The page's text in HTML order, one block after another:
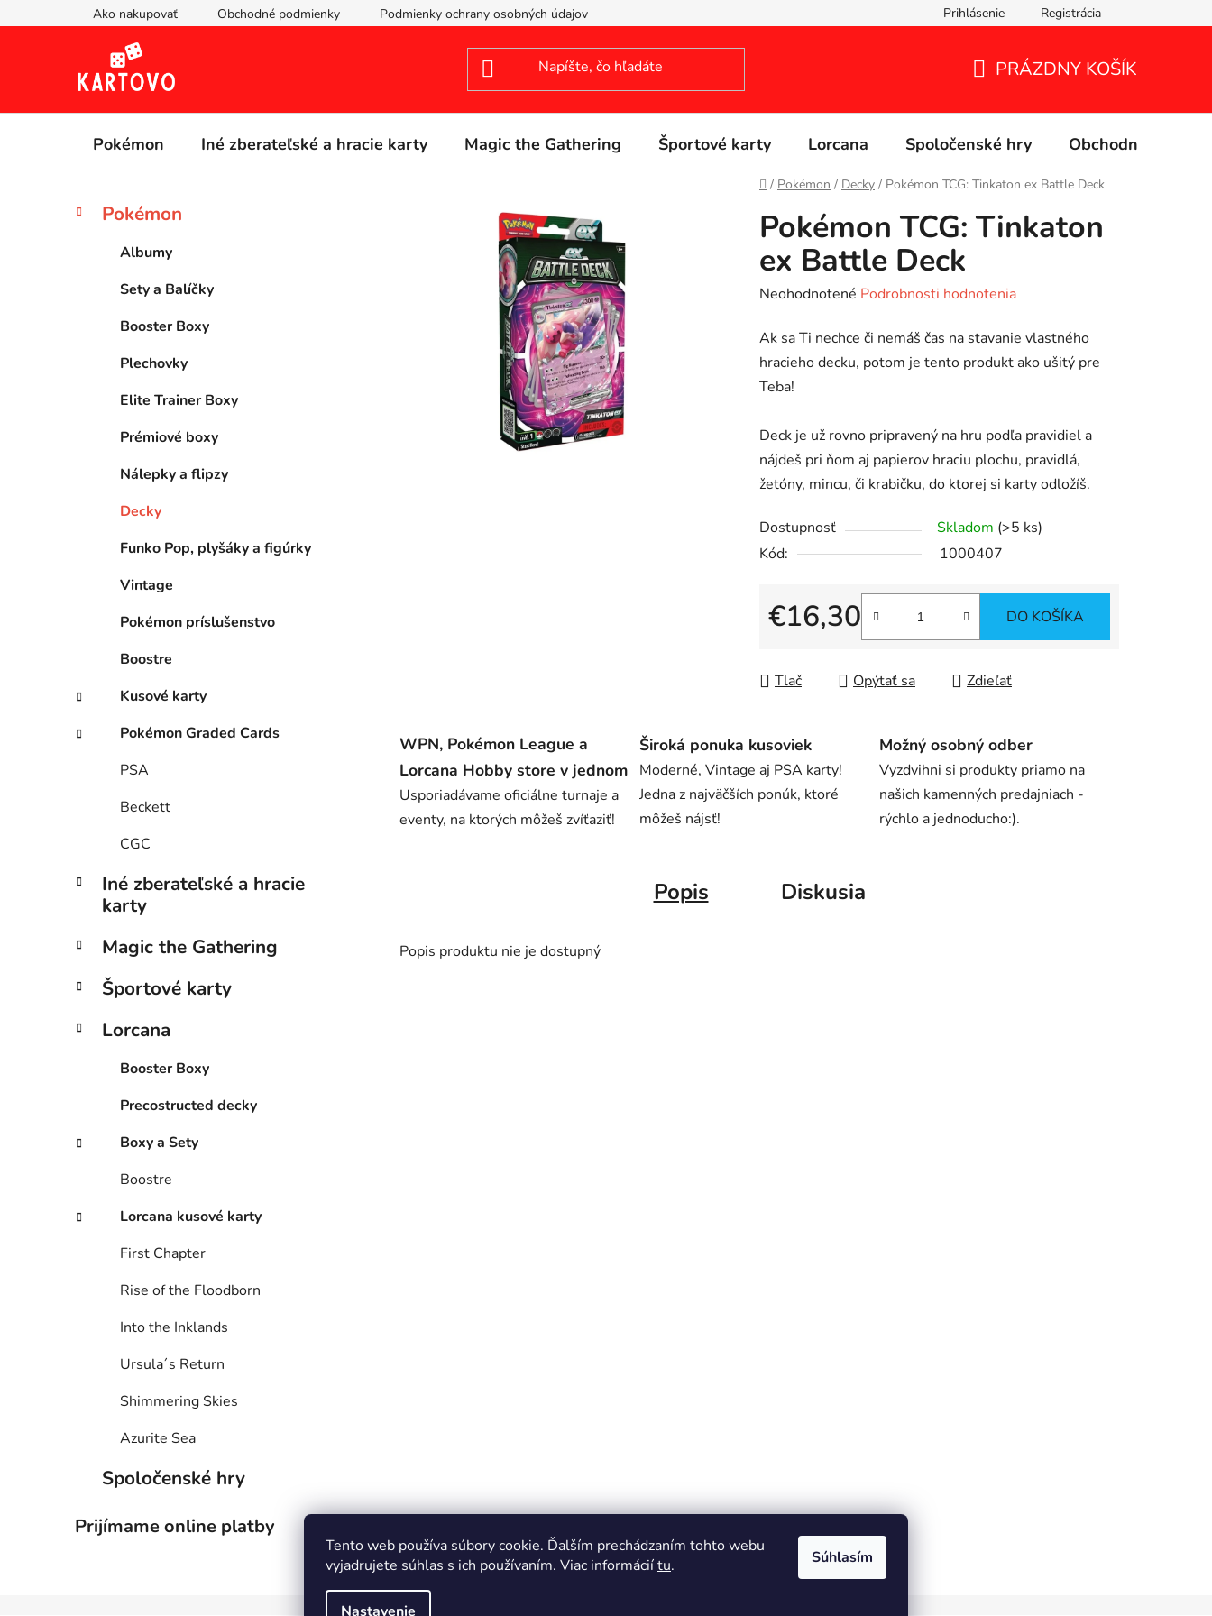
Tento web používa súbory cookie. Ďalším prechádzaním tohto webu
vyjadrujete súhlas s ich používaním. Viac informáciítu.
Nastavenie
Súhlasím
na
Ako nakupovať Obchodné podmienky Podmienky ochrany osobných údajov Prihlásenie Registrácia
KOŠÍK
PRÁZDNY KOŠÍK
Pokémon Iné zberateľské a hracie karty Magic the Gathering Športové karty Lorcana Spoločenské hry Obchodné
Domov
/ Pokémon / Decky / Pokémon TCG: Tinkaton ex Battle Deck
BPreskočiť
kategórie
K
a
Pokémon
Albumy
Sety a Balíčky
Booster Boxy
Plechovky
Elite Trainer Boxy
Prémiové boxy
Nálepky a flipzy
Decky
Funko Pop, plyšáky a figúrky
Vintage
Pokémon príslušenstvo
Boostre
Kusové karty
Pokémon Graded Cards
PSA
Beckett
CGC
Iné zberateľské a hracie
karty
Magic the Gathering
Športové karty
Lorcana
Booster Boxy
Precostructed decky
Boxy a Sety
Boostre
Lorcana kusové karty
First Chapter
Rise of the Floodborn
Into the Inklands
Ursula´s Return
Shimmering Skies
Azurite Sea
Spoločenské hry
Prijímame online platby
Pokémon TCG: Tinkaton
ex Battle Deck
Priemerné
produktu
je
0,0
5
hviezdičiek.
Neohodnotené Podrobnosti hodnotenia
Ak sa Ti nechce či nemáš čas na stavanie vlastného
hracieho decku, potom je tento produkt ako ušitý pre
Teba!
Deck je už rovno pripravený na hru podľa pravidiel a
nájdeš pri ňom aj papierov hraciu plochu, pravidlá,
žetóny, mincu, či krabičku, do ktorej si karty odložíš.
Dostupnosť Skladom (>5 ks)
Kód:
1000407
€16,30
Jednotková cena:
DO KOŠÍKA
Tlač Opýtať sa Zdieľať
WPN, Pokémon League a
Lorcana Hobby store v jednom
Usporiadávame oficiálne turnaje a
eventy, na ktorých môžeš zvíťaziť!
Široká ponuka kusoviek
Moderné, Vintage aj PSA karty!
Jedna z najväčších ponúk, ktoré
môžeš nájsť!
Možný osobný odber
Vyzdvihni si produkty priamo na
našich kamenných predajniach -
rýchlo a jednoducho:).
Popis Diskusia
Popis produktu nie je dostupný